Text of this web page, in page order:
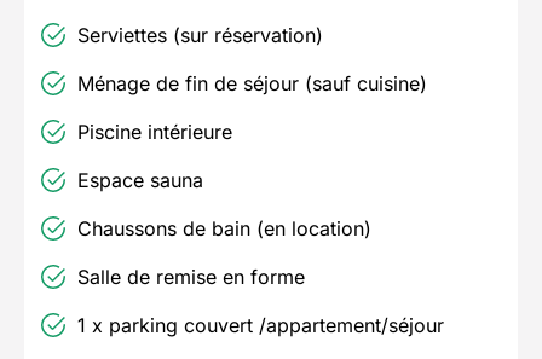
Serviettes (sur réservation)
Ménage de fin de séjour (sauf cuisine)
Piscine intérieure
Espace sauna
Chaussons de bain (en location)
Salle de remise en forme
1 x parking couvert /appartement/séjour